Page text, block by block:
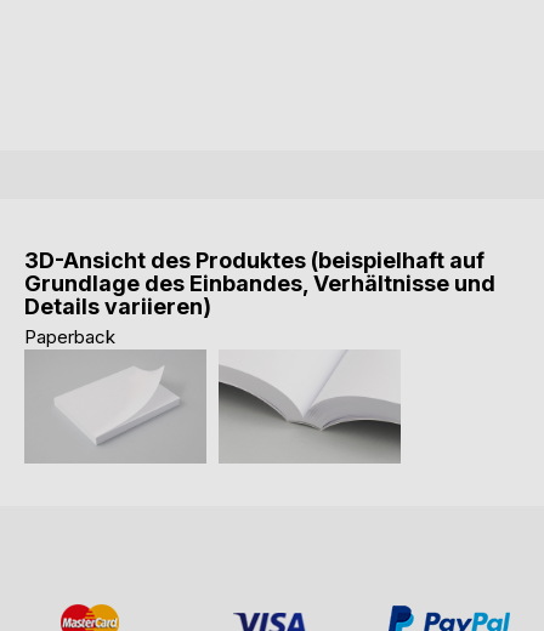
3D-Ansicht des Produktes (beispielhaft auf
Grundlage des Einbandes, Verhältnisse und
Details variieren)
Paperback